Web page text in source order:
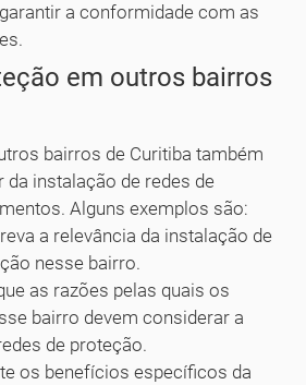
a conformidade com as
em outros bairros
bairros de Curitiba também
da instalação de redes de
Alguns exemplos são:
a relevância da instalação de
nesse bairro.
as razões pelas quais os
bairro devem considerar a
de proteção.
os benefícios específicos da